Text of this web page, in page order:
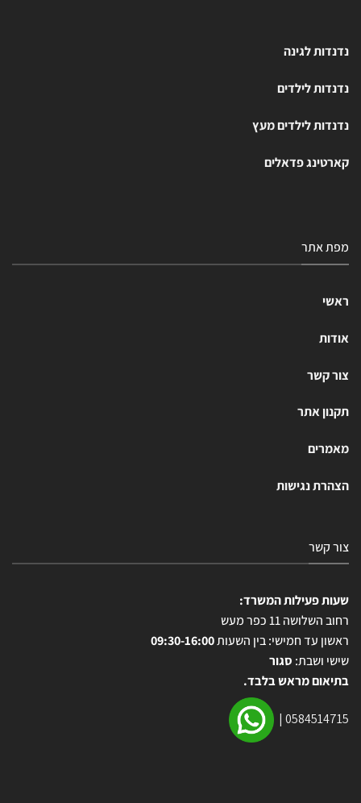
נדנדות לגינה
נדנדות לילדים
נדנדות לילדים מעץ
קארטינג פדאלים
מפת אתר
ראשי
אודות
צור קשר
תקנון אתר
מאמרים
הצהרת נגישות
צור קשר
שעות פעילות המשרד:
רחוב השלושה 11 כפר מעש
ראשון עד חמישי: בין השעות09:30-16:00
שישי ושבת: סגור
בתיאום מראש בלבד.
0584514715
|